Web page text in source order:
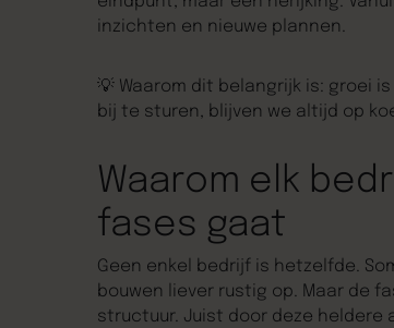
inzichten en nieuwe plannen.
💡 Waarom dit belangrijk is: groei
bij te sturen, blijven we altijd op
Waarom elk
fases gaat
Geen enkel bedrijf is hetzelfde.
bouwen liever rustig op. Maar de
structuur. Juist door deze heldere